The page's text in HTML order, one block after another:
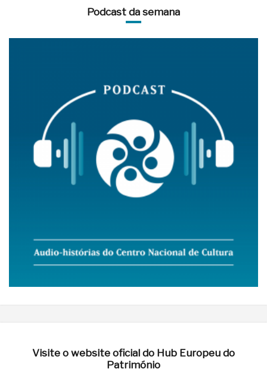
Podcast da semana
Visite o website oficial do Hub Europeu do
Património